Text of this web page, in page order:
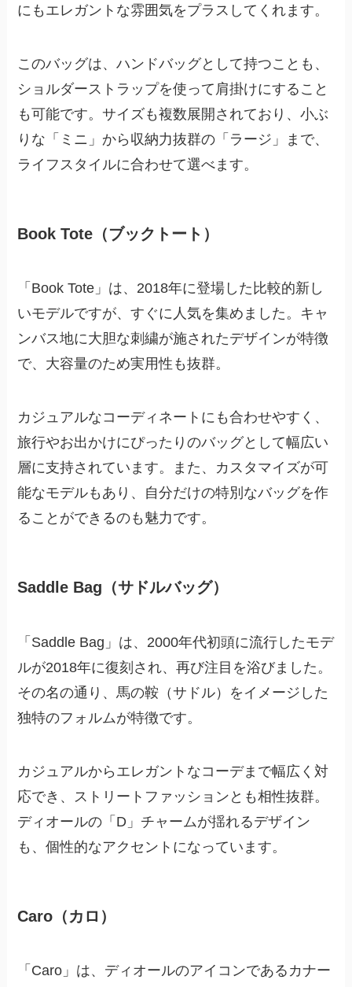
にもエレガントな雰囲気をプラスしてくれます。
このバッグは、ハンドバッグとして持つことも、
ショルダーストラップを使って肩掛けにすること
も可能です。サイズも複数展開されており、小ぶ
りな「ミニ」から収納力抜群の「ラージ」まで、
ライフスタイルに合わせて選べます。
Book Tote（ブックトート）
「Book Tote」は、2018年に登場した比較的新し
いモデルですが、すぐに人気を集めました。キャ
ンバス地に大胆な刺繍が施されたデザインが特徴
で、大容量のため実用性も抜群。
カジュアルなコーディネートにも合わせやすく、
旅行やお出かけにぴったりのバッグとして幅広い
層に支持されています。また、カスタマイズが可
能なモデルもあり、自分だけの特別なバッグを作
ることができるのも魅力です。
Saddle Bag（サドルバッグ）
「Saddle Bag」は、2000年代初頭に流行したモデ
ルが2018年に復刻され、再び注目を浴びました。
その名の通り、馬の鞍（サドル）をイメージした
独特のフォルムが特徴です。
カジュアルからエレガントなコーデまで幅広く対
応でき、ストリートファッションとも相性抜群。
ディオールの「D」チャームが揺れるデザイン
も、個性的なアクセントになっています。
Caro（カロ）
「Caro」は、ディオールのアイコンであるカナー